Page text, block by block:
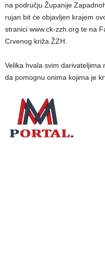
na području Županije
rujan bit će objavljen krajem
stranici www.ck-zzh.org te na
Crvenog križa ŽZH.
Velika hvala svim
da pomognu onima kojima je